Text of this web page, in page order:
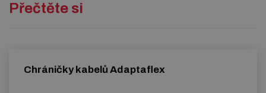
Přečtěte si
Chráničky kabelů Adaptaflex